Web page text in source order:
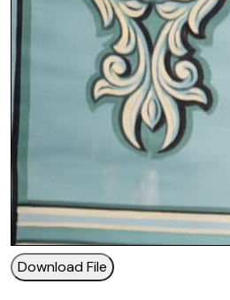
Download File